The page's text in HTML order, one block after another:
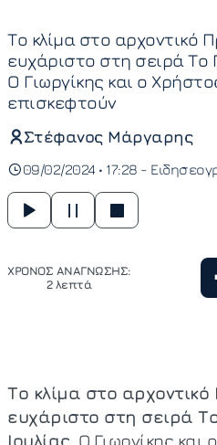
Το κλίμα στο αρχοντικό
ευχάριστο στη σειρά Το
Ο Γιωργίκης και ο
επισκεφτούν
Στέφανος Μάργαρης
09/02/2024 • 17:28 -
ΧΡΟΝΟΣ ΑΝΑΓΝΩΣΗΣ:
2 λεπτά
Το κλίμα στο αρχοντικό
ευχάριστο στη σειρά
Ιουλίας. Ο Γιωργίκης και